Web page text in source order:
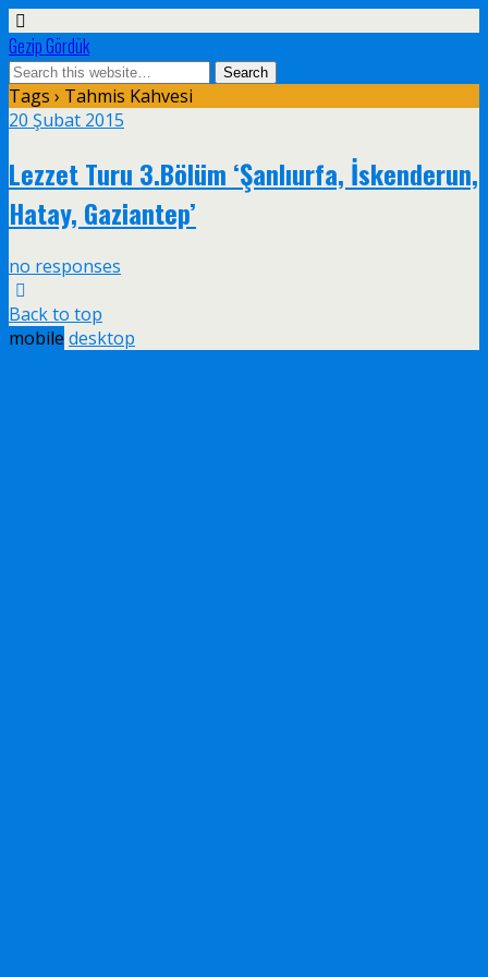
Gezip Gördük
Tags › Tahmis Kahvesi
20 Şubat 2015
Lezzet Turu 3.Bölüm ‘Şanlıurfa, İskenderun,
Hatay, Gaziantep’
no responses
Back to top
mobile desktop